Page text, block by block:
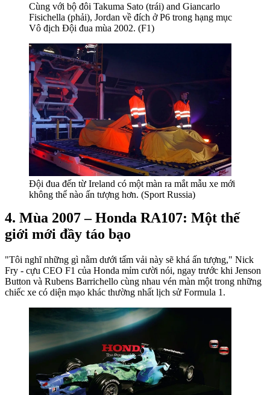
Cùng với bộ đôi Takuma Sato (trái) and Giancarlo
Fisichella (phải), Jordan về đích ở P6 trong hạng mục
Vô địch Đội đua mùa 2002. (F1)
Đội đua đến từ Ireland có một màn ra mắt mẫu xe mới
không thể nào ấn tượng hơn. (Sport Russia)
Mùa 2007 – Honda RA107: Một thế
giới mới đầy táo bạo
"Tôi nghĩ những gì nằm dưới tấm vải này sẽ khá ấn tượng," Nick
Fry - cựu CEO F1 của Honda mỉm cười nói, ngay trước khi Jenson
Button và Rubens Barrichello cùng nhau vén màn một trong những
chiếc xe có diện mạo khác thường nhất lịch sử Formula 1.